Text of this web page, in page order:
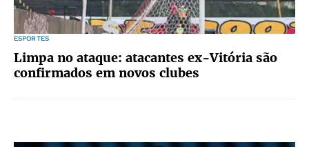
ESPORTES
Limpa no ataque: atacantes ex-Vitória são
confirmados em novos clubes